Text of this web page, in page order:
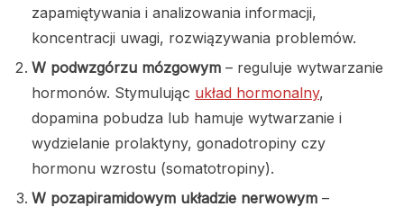
zapamiętywania i analizowania informacji,
koncentracji uwagi, rozwiązywania problemów.
W podwzgórzu mózgowym – reguluje wytwarzanie
hormonów. Stymulując układ hormonalny,
dopamina pobudza lub hamuje wytwarzanie i
wydzielanie prolaktyny, gonadotropiny czy
hormonu wzrostu (somatotropiny).
W pozapiramidowym układzie nerwowym –